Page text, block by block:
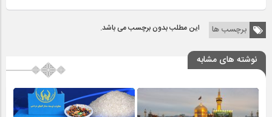
برچسب ها این مطلب بدون برچسب می باشد.
نوشته های مشابه